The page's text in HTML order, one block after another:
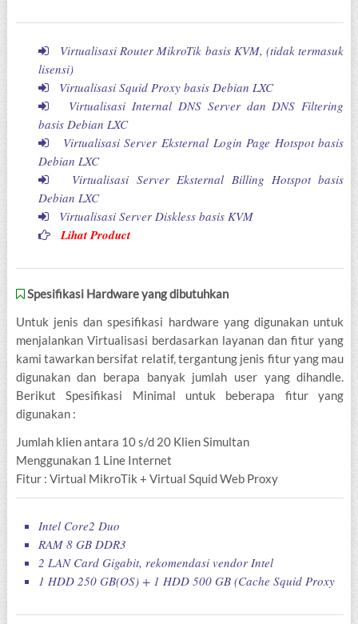
Virtualisasi Router MikroTik basis KVM, (tidak termasuk
lisensi)
Virtualisasi Squid Proxy basis Debian LXC
Virtualisasi Internal DNS Server dan DNS Filtering
basis Debian LXC
Virtualisasi Server Eksternal Login Page Hotspot basis
Debian LXC
Virtualisasi Server Eksternal Billing Hotspot basis
Debian LXC
Virtualisasi Server Diskless basis KVM
Lihat Product
Spesifikasi Hardware yang dibutuhkan
Untuk jenis dan spesifikasi hardware yang digunakan untuk
menjalankan Virtualisasi berdasarkan layanan dan fitur yang
kami tawarkan bersifat relatif, tergantung jenis fitur yang mau
digunakan dan berapa banyak jumlah user yang dihandle.
Berikut Spesifikasi Minimal untuk beberapa fitur yang
digunakan :
Jumlah klien antara 10 s/d 20 Klien Simultan
Menggunakan 1 Line Internet
Fitur : Virtual MikroTik + Virtual Squid Web Proxy
Intel Core2 Duo
RAM 8 GB DDR3
2 LAN Card Gigabit, rekomendasi vendor Intel
1 HDD 250 GB(OS) + 1 HDD 500 GB (Cache Squid Proxy